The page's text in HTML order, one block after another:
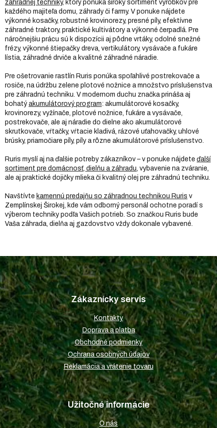
záhradnej techniky, ktorý ponúka široký sortiment výrobkov pre
každého majiteľa domu, záhrady či farmy. V ponuke nájdete
výkonné kosačky, robustné krovinorezy, presné píly, efektívne
záhradné traktory, praktické kultivátory a výkonné čerpadlá. Pre
náročnejšiu prácu sú k dispozícii aj pôdne vrtáky, odolné snežné
frézy, výkonné štiepačky dreva, vertikulátory, vysávače a fukáre
lístia, záhradné drviče a kvalitné záhradné náradie.
Pre ošetrovanie rastlín Ruris ponúka spoľahlivé postrekovače a
rosiče, na údržbu zelene plotové nožnice a množstvo príslušenstva
pre záhradnú techniku. V modernom duchu značka prináša aj
bohatý akumulátorový program: akumulátorové kosačky,
krovinorezy, vyžínače, plotové nožnice, fukáre a vysávače,
postrekovače, ale aj náradie do dielne ako akumulátorové
skrutkovače, vŕtačky, vŕtacie kladivá, rázové uťahovačky, uhlové
brúsky, priamočiare píly, píly a rôzne akumulátorové príslušenstvo.
Ruris myslí aj na ďalšie potreby zákazníkov – v ponuke nájdete ďalší
sortiment pre domácnosť, dielňu a záhradu , vybavenie na zváranie,
ale aj praktické dojičky mlieka či kvalitný olej pre záhradnú techniku.
Navštívte kamennú predajňu so záhradnou technikou Ruris v
Zemplínskej Širokej, kde vám odborný personál ochotne poradí s
výberom techniky podľa Vašich potrieb. So značkou Ruris bude
Vaša záhrada, dielňa aj gazdovstvo vždy dokonale vybavené.
Z
á
p
ä
t
i
e
Zákaznícky servis
Kontakty
Doprava a platba
Obchodné podmienky
Ochrana osobných údajov
Reklamácia a vrátenie tovaru
Užitočné informácie
O nás